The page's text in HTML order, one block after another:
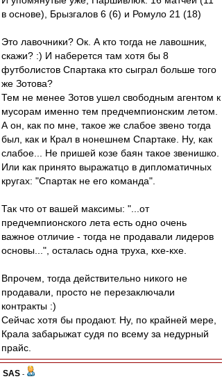
в основе), Брызгалов 6 (6) и Ромуло 21 (18)
Это лавочники? Ок. А кто тогда не лавошник,
скажи? :) И наберется там хотя бы 8
футболистов Спартака кто сыграл больше того
же Зотова?
Тем не менее Зотов ушел свободным агентом к
мусорам именно тем предчемпионским летом.
А он, как по мне, такое же слабое звено тогда
был, как и Крал в нонешнем Спартаке. Ну, как
слабое... Не пришей козе баян такое звенишко.
Или как принято выражатцо в дипломатичных
кругах: "Спартак не его команда".
Так что от вашей максимы: "...от
предчемпионского лета есть одно очень
важное отличие - тогда не продавали лидеров
основы...", осталась одна труха, кхе-кхе.
Впрочем, тогда действительно никого не
продавали, просто не перезаключали
контракты :)
Сейчас хотя бы продают. Ну, по крайней мере,
Крала забарыжат судя по всему за недурный
прайс.
SAS -